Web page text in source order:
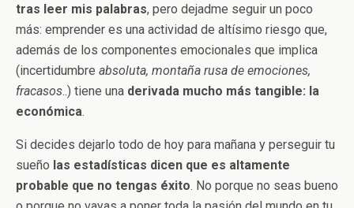
tras leer mis palabras, pero dejadme seguir un poco
más: emprender es una actividad de altísimo riesgo que,
además de los componentes emocionales que implica
(incertidumbre absoluta, montaña rusa de emociones,
fracasos..) tiene una derivada mucho más tangible: la
económica.
Si decides dejarlo todo de hoy para mañana y perseguir tu
sueño las estadísticas dicen que es altamente
probable que no tengas éxito. No porque no seas bueno